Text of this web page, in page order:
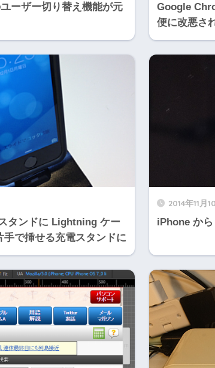
ーザー切り替え機能が元
Google
便に改悪さ
タンドに Lightning ケー
手で挿せる充電スタンドに
2014年11月
iPhone か